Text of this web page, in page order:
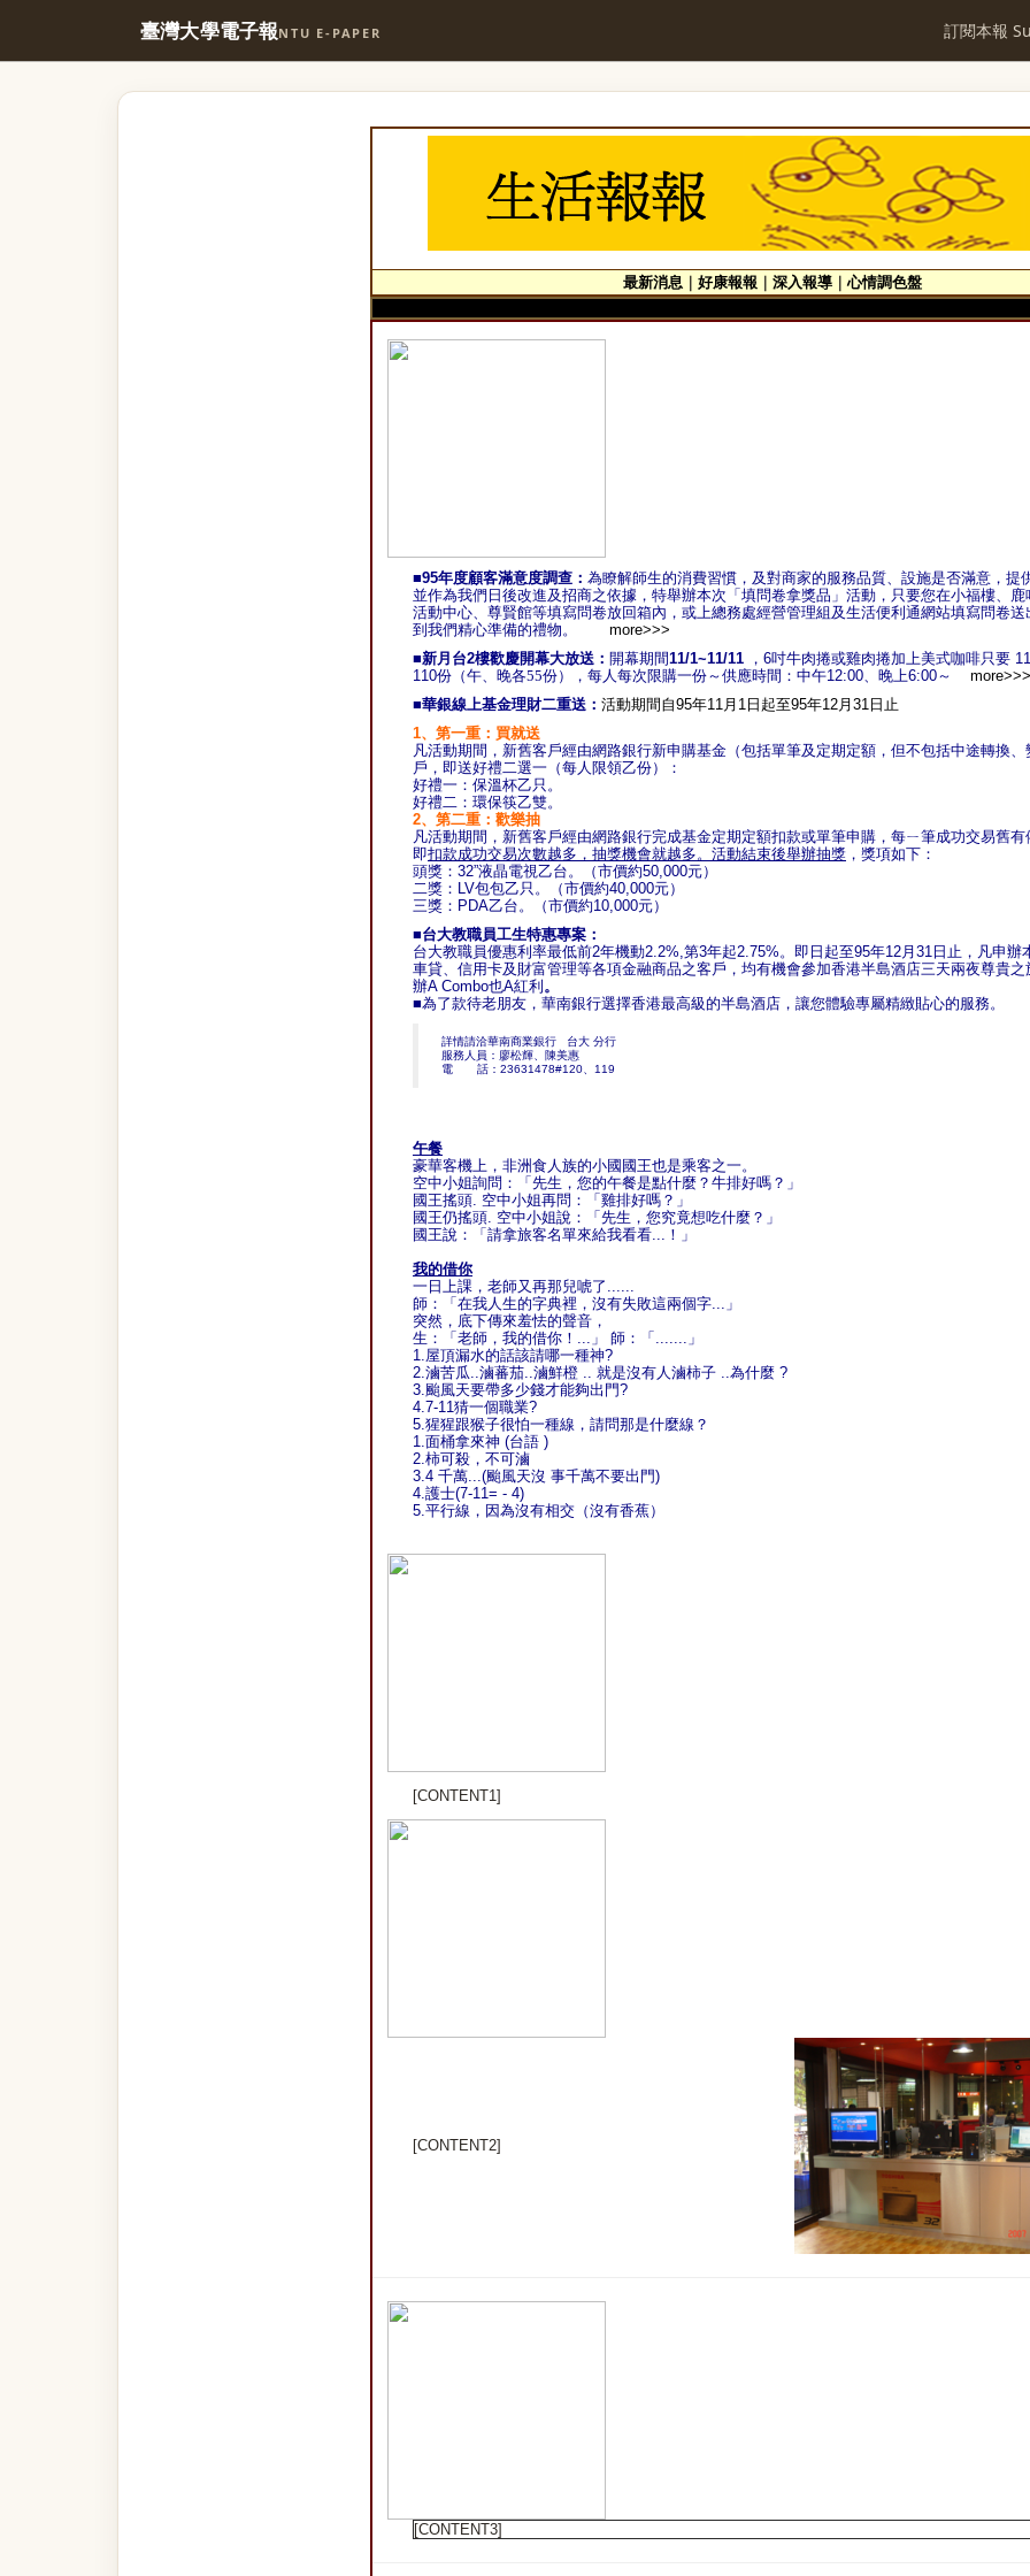
臺灣大學電子報NTU E-PAPER 訂閱本報
最新消息 好康報報 深入報導 ｜心情調色盤
■95年度顧客滿意度調查： 為瞭解師生的消費習慣，及對商家的服務品質、設施是否滿意，提
並作為我們日後改進及招商之依據，特舉辦本次「填問卷拿獎品」活動，只要您在小福樓、
活動中心、尊賢館等填寫問卷放回箱內，或上總務處經營管理組及生活便利通網站填寫問卷
到我們精心準備的禮物。 more>>>
■新月台2樓歡慶開幕大放送： 開幕期間11/1~11/11 ，6吋牛肉捲或雞肉捲加上美式咖啡只要
110份（午、晚各55份）， 每人每次限購一份～供應時間：中午12:00、晚上6:00～ more>>>
■華銀線上基金理財二重送： 活動期間自95年11月1日起至95年12月31日止
1、 第一重：買就送
凡活動期間，新舊客戶經由網路銀行新申購基金（包括單筆及定期定額，但不包括中途轉換、
戶，即送好禮二選一（每人限領乙份）：
好禮一：保溫杯乙只。
好禮二：環保筷乙雙。
2、 第二重：歡樂抽
凡活動期間，新舊客戶經由網路銀行完成基金定期定額扣款或單筆申購，每ㄧ筆成功交易舊
即扣款成功交易次數越多，抽獎機會就越多。活動結束後舉辦抽獎 ，獎項如下：
頭獎： 32”液晶電視乙台。（市價約50,000元）
二獎： LV包包乙只。（市價約40,000元）
三獎： PDA乙台。（市價約10,000元）
■台大教職員工生特惠專案：
台大教職員優惠利率最低前2年機動2.2%,第3年起2.75%。即日起至95年12月31日止，凡申辦
車貸、信用卡及財富管理等各項金融商品之客戶，均有機會參加香港半島酒店三天兩夜尊貴
辦A Combo也A紅利 。
■為了款待老朋友，華南銀行選擇香港最高級的半島酒店，讓您體驗專屬精緻貼心的服務。
詳情請洽華南商業銀行
台大 分行
服務人員：廖松輝、陳美惠
電
話：23631478#120、119
午餐
豪華客機上，非洲食人族的小國國王也是乘客之一。
空中小姐詢問：「先生，您的午餐是點什麼？牛排好嗎？」
國王搖頭. 空中小姐再問：「雞排好嗎？」
國王仍搖頭. 空中小姐說：「先生，您究竟想吃什麼？」
國王說：「請拿旅客名單來給我看看...！」
我的借你
一日上課，老師又再那兒唬了......
師：「在我人生的字典裡，沒有失敗這兩個字...」
突然，底下傳來羞怯的聲音，
生：「老師，我的借你！...」 師：「.......」
1.屋頂漏水的話該請哪一種神?
2.滷苦瓜..滷蕃茄..滷鮮橙 .. 就是沒有人滷柿子 ..為什麼 ?
3.颱風天要帶多少錢才能夠出門?
4.7-11猜一個職業?
5.猩猩跟猴子很怕一種線，請問那是什麼線？
1.面桶拿來神 (台語 )
2.柿可殺，不可滷
3.4 千萬...(颱風天沒 事千萬不要出門)
4.護士(7-11= - 4)
5.平行線，因為沒有相交（沒有香蕉）
[CONTENT1]
[CONTENT2]
[CONTENT3]